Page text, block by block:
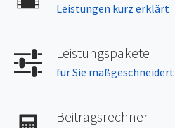
Leistungen kurz erklärt
Leistungspakete
für Sie maßgeschneidert
Beitragsrechner